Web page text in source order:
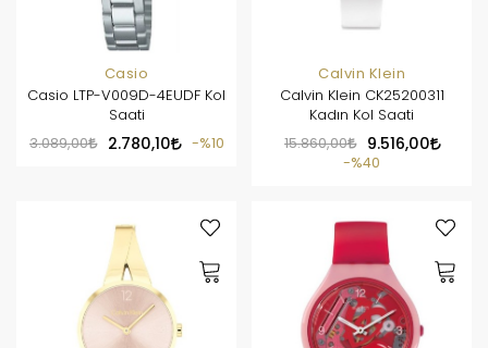
Casio
Casio LTP-V009D-4EUDF Kol
Saati
3.089,00
2.780,10 %10
Calvin Klein
Calvin Klein CK25200311
Kadın Kol Saati
15.860,00
9.516,00
%40